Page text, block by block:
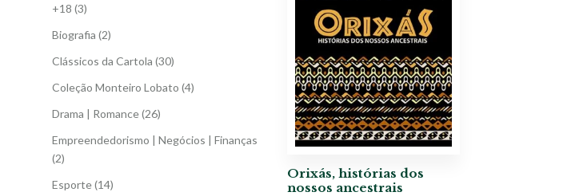
+18 (3)
Biografia (2)
Clássicos da Cartola (30)
Coleção Monteiro Lobato (4)
Drama | Romance(26)
Empreendedorismo | Negócios | Finanças
(2)
Esporte(14)
Orixás, histórias dos
nossos ancestrais